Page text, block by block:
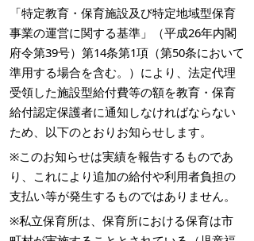
「特定教育・保育施設及び特定地域型保育
事業の運営に関する基準」（平成26年内閣
府令第39号）第14条第1項（第50条において
準用する場合を含む。）により、法定代理
受領した施設型給付費等の額を教育・保育
給付認定保護者に通知しなければならない
ため、以下のとおりお知らせします。
※このお知らせは実績を報告するものであ
り、これにより追加の給付や利用者負担の
支払い等が発生するものではありません。
※私立保育所は、保育所における保育は市